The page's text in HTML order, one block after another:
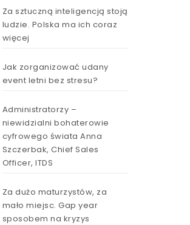
Za sztuczną inteligencją stoją
ludzie. Polska ma ich coraz
więcej
Jak zorganizować udany
event letni bez stresu?
Administratorzy –
niewidzialni bohaterowie
cyfrowego świata Anna
Szczerbak, Chief Sales
Officer, ITDS
Za dużo maturzystów, za
mało miejsc. Gap year
sposobem na kryzys